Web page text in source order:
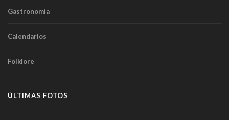
Gastronomía
Calendarios
Folklore
ÚLTIMAS FOTOS